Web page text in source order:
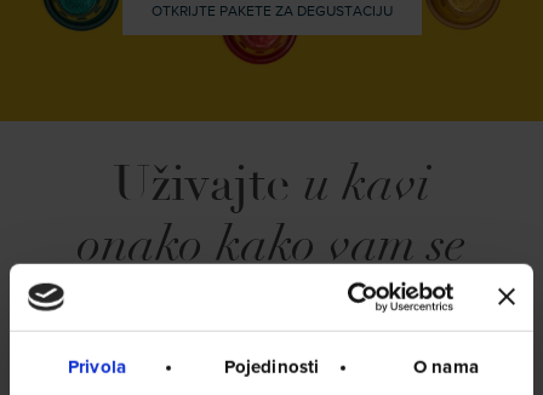
Privola Pojedinosti O nama
OTKRIJTE PAKETE ZA DEGUSTACIJU
Uživajte u kavi
onako kako vam se
Moka, kapsule, filter doze, filtrirana kava ili aparat
za espresso: otkrijte naše proizvode dostupne